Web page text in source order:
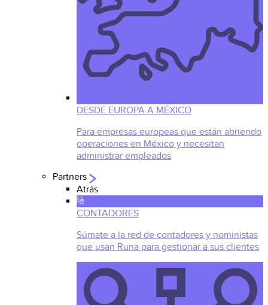
DESDE EUROPA A MÉXICO
Para empresas europeas que están abriendo
operaciones en México y necesitan
administrar empleados
Partners
Atrás
CONTADORES
Súmate a la red de contadores y noministas
que usan Runa para gestionar a sus clientes